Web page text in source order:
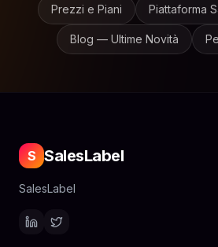
Prezzi e Piani Piattaforma
Blog — Ultime Novità
S SalesLabel
SalesLabel